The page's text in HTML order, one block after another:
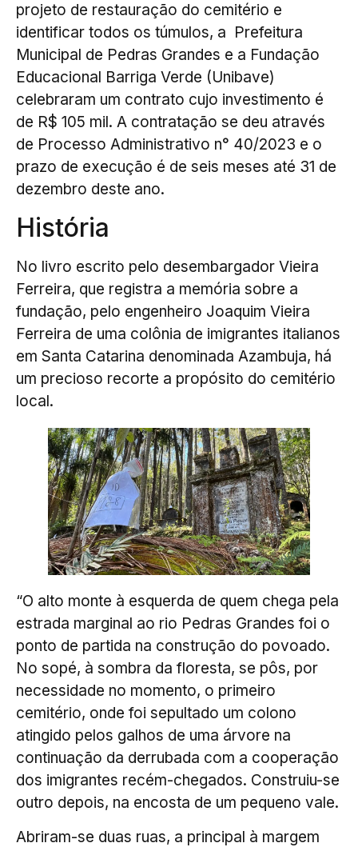
projeto de restauração do cemitério e
identificar todos os túmulos, a Prefeitura
Municipal de Pedras Grandes e a Fundação
Educacional Barriga Verde (Unibave)
celebraram um contrato cujo investimento é
de R$ 105 mil. A contratação se deu através
de Processo Administrativo n° 40/2023 e o
prazo de execução é de seis meses até 31 de
dezembro deste ano.
História
No livro escrito pelo desembargador Vieira
Ferreira, que registra a memória sobre a
fundação, pelo engenheiro Joaquim Vieira
Ferreira de uma colônia de imigrantes italianos
em Santa Catarina denominada Azambuja, há
um precioso recorte a propósito do cemitério
local.
“O alto monte à esquerda de quem chega pela
estrada marginal ao rio Pedras Grandes foi o
ponto de partida na construção do povoado.
No sopé, à sombra da floresta, se pôs, por
necessidade no momento, o primeiro
cemitério, onde foi sepultado um colono
atingido pelos galhos de uma árvore na
continuação da derrubada com a cooperação
dos imigrantes recém-chegados. Construiu-se
outro depois, na encosta de um pequeno vale.
Abriram-se duas ruas, a principal à margem